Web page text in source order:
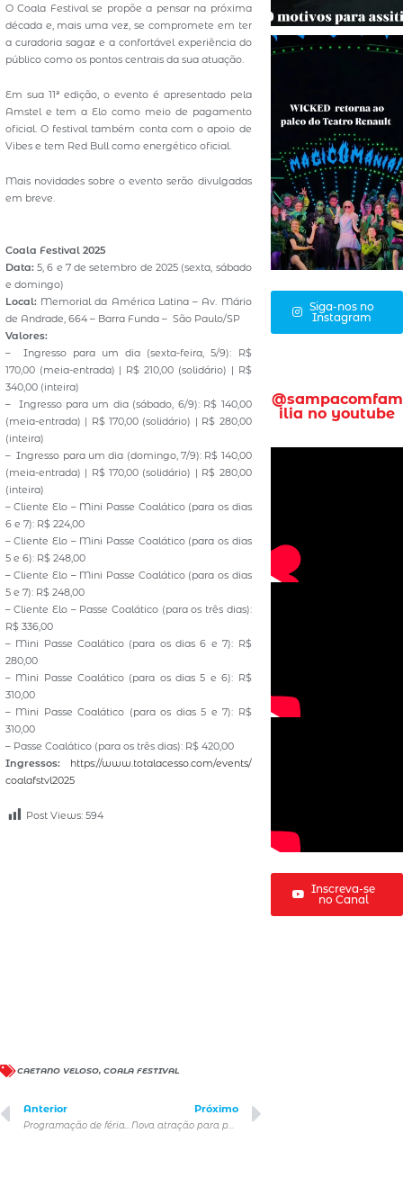
O Coala Festival se propõe a pensar na próxima
década e, mais uma vez, se compromete em ter
a curadoria sagaz e a confortável experiência do
público como os pontos centrais da sua atuação.
Em sua 11ª edição, o evento é apresentado pela
Amstel e tem a Elo como meio de pagamento
oficial. O festival também conta com o apoio de
Vibes e tem Red Bull como energético oficial.
Mais novidades sobre o evento serão divulgadas
em breve.
Coala Festival 2025
Data:5, 6 e 7 de setembro de 2025 (sexta, sábado
e domingo)
Local: Memorial da América Latina – Av. Mário
de Andrade, 664 – Barra Funda – São Paulo/SP
Valores:
– Ingresso para um dia (sexta-feira, 5/9): R$
170,00 (meia-entrada) | R$ 210,00 (solidário) | R$
340,00 (inteira)
– Ingresso para um dia (sábado, 6/9): R$ 140,00
(meia-entrada) | R$ 170,00 (solidário) | R$ 280,00
(inteira)
– Ingresso para um dia (domingo, 7/9): R$ 140,00
(meia-entrada) | R$ 170,00 (solidário) | R$ 280,00
(inteira)
– Cliente Elo – Mini Passe Coalático (para os dias
6 e 7): R$ 224,00
– Cliente Elo – Mini Passe Coalático (para os dias
5 e 6): R$ 248,00
– Cliente Elo – Mini Passe Coalático (para os dias
5 e 7): R$ 248,00
– Cliente Elo – Passe Coalático (para os três dias):
R$ 336,00
– Mini Passe Coalático (para os dias 6 e 7): R$
280,00
– Mini Passe Coalático (para os dias 5 e 6): R$
310,00
– Mini Passe Coalático (para os dias 5 e 7): R$
310,00
– Passe Coalático (para os três dias): R$ 420,00
Ingressos:
https://www.totalacesso.com/events/
coalafstvl2025
Post Views: 594
CAETANO VELOSO, COALA FESTIVAL
Anterior Próximo
Nova atração para passeio em SP no Arcade Haus
Siga-nos no
Instagram
@sampacomfam
ilia no youtube
Inscreva-se
no Canal